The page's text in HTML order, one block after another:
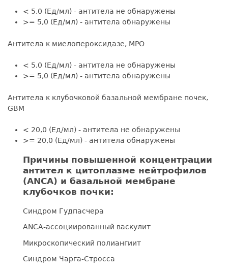
< 5,0 (Ед/мл) - антитела не обнаружены
>= 5,0 (Ед/мл) - антитела обнаружены
Антитела к миелопероксидазе, MPO
< 5,0 (Ед/мл) - антитела не обнаружены
>= 5,0 (Ед/мл) - антитела обнаружены
Антитела к клубочковой базальной мембране почек,
GBM
< 20,0 (Ед/мл) - антитела не обнаружены
>= 20,0 (Ед/мл) - антитела обнаружены
Причины повышенной концентрации
антител к цитоплазме нейтрофилов
(ANCA) и базальной мембране
клубочков почки:
Синдром Гудпасчера
ANCA-ассоциированный васкулит
Микроскопический полиангиит
Синдром Чарга-Стросса